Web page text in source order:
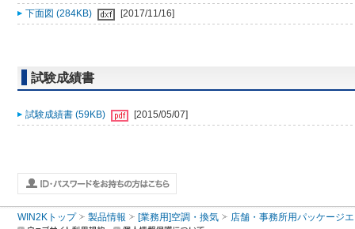
下面図 (284KB)
[2017/11/16]
試験成績書
試験成績書 (59KB) [2015/05/07]
WIN2Kトップ 製品情報 [業務用]空調・換気 店舗・事務所用パッケージ